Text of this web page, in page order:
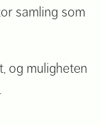
samling som
og muligheten